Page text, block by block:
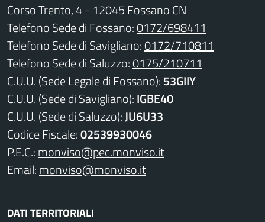
Corso Trento, 4 - 12045 Fossano CN
Telefono Sede di Fossano:0172/698411
Telefono Sede di Savigliano:0172/710811
Telefono Sede di Saluzzo:0175/210711
C.U.U. (Sede Legale di Fossano):53GIIY
C.U.U. (Sede di Savigliano):IGBE40
C.U.U. (Sede di Saluzzo):JU6U33
Codice Fiscale:02539930046
P.E.C.:monviso@pec.monviso.it
Email:monviso@monviso.it
DATI TERRITORIALI